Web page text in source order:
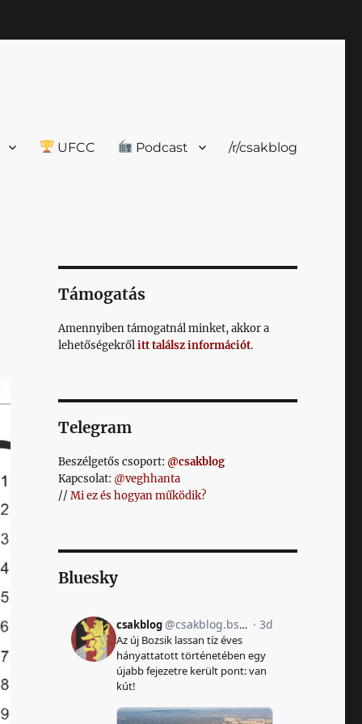
UFCC Podcast /r/csakblog
Támogatás
Amennyiben támogatnál minket, akkor a
lehetőségekrőlitt találsz információt.
Telegram
Beszélgetős csoport: @csakblog
Kapcsolat: @veghhanta
// Mi ez és hogyan működik?
Bluesky